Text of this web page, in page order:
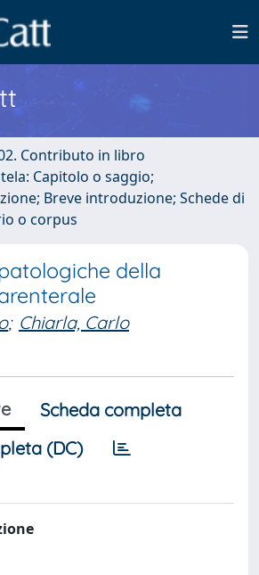
Contributo in libro
Capitolo o saggio;
Breve introduzione; Schede di
o corpus
della
; Chiarla, Carlo
Scheda completa
(DC)